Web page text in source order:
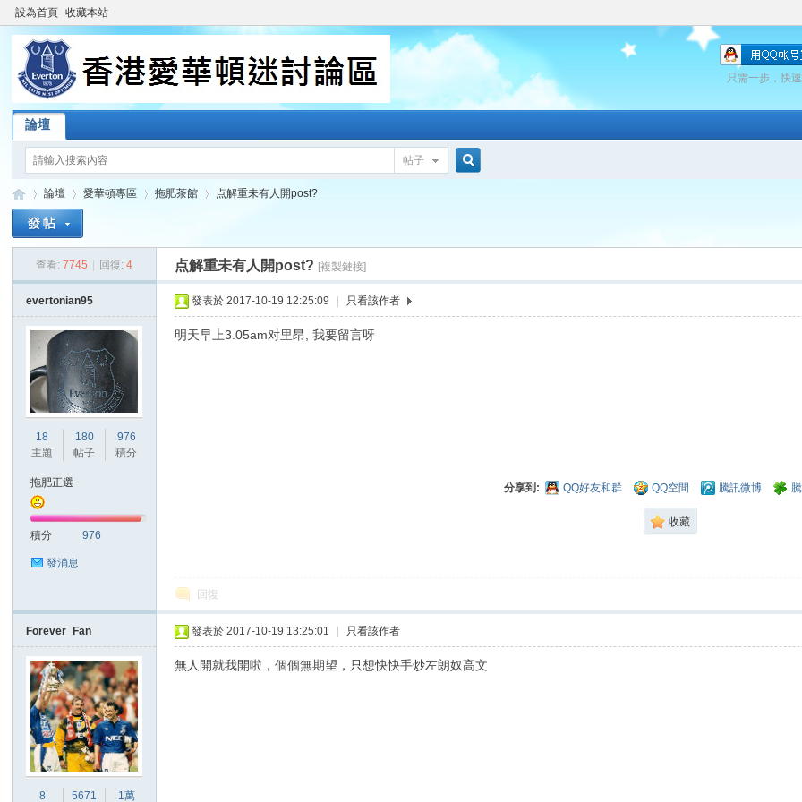
設為首頁 收藏本站
只需一步，快
論壇
帖子
論壇
›
愛華頓專區 拖肥茶館
›
点解重未有人開post?
查看: 7745 回復: 4 点解重未有人開post? [複製鏈接]
evertonian95
18
主題
180
帖子
976
積分
拖肥正選
積分 976
發消息
發表於 2017-10-19 12:25:09 只看該作者
明天早上3.05am对里昂, 我要留言呀
分享到: QQ好友和群 QQ空間 騰訊微博
收藏
回復
Forever_Fan
8 5671 1萬
發表於 2017-10-19 13:25:01 只看該作者
無人開就我開啦，個個無期望，只想快快手炒左朗奴高文